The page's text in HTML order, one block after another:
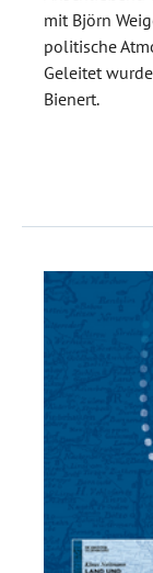
mit Björn
politische
Geleitet
Bienert.